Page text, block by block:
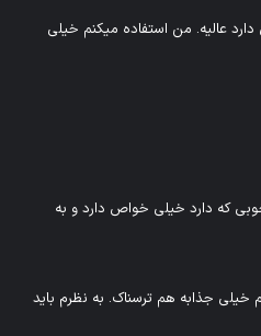
عالیه. من استفاده میکنم خیلی
که دارد خیلی خواص دارد و به
خیلی جذابه هم ترسناک. به نظرم باید